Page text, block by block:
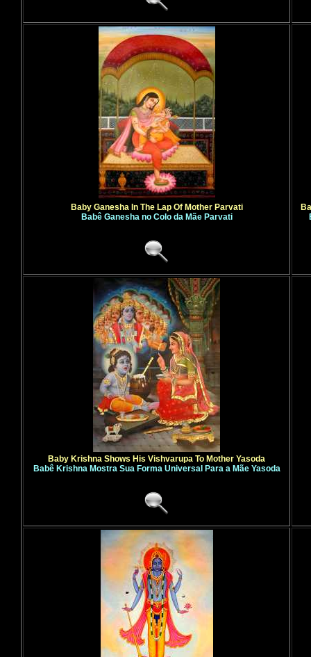
Baby Ganesha In The Lap Of Mother Parvati
Babê Ganesha no Colo da Mãe Parvati
Baby Krishna Shows His Vishvarupa To Mother Yasoda
Babê Krishna Mostra Sua Forma Universal Para a Mãe Yasoda